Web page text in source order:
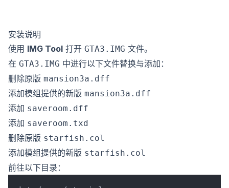
安装说明
使用 IMG Tool 打开 GTA3.IMG 文件。
在 GTA3.IMG 中进行以下文件替换与添加：
删除原版 mansion3a.dff
添加模组提供的新版 mansion3a.dff
添加 saveroom.dff
添加 saveroom.txd
删除原版 starfish.col
添加模组提供的新版 starfish.col
前往以下目录：